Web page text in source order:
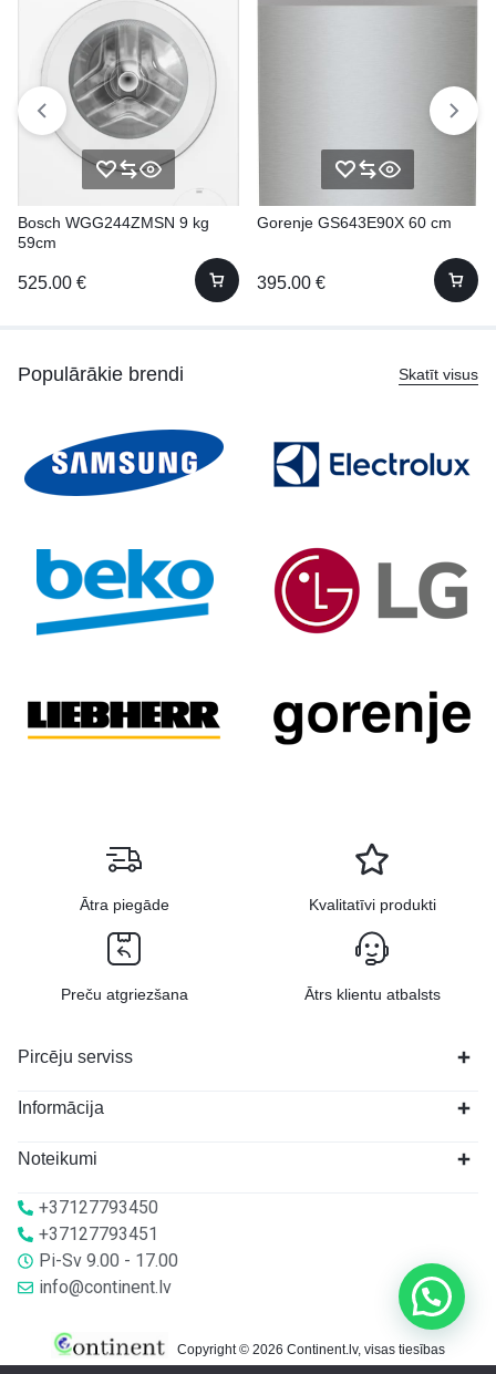
Bosch WGG244ZMSN 9 kg
59cm
525.00 €
Gorenje GS643E90X 60 cm
395.00 €
Populārākie brendi Skatīt visus
Ātra piegāde Kvalitatīvi produkti
Preču atgriezšana Ātrs klientu atbalsts
Pircēju serviss
Informācija
Noteikumi
+37127793450
+37127793451
Pi-Sv 9.00 - 17.00
info@continent.lv
Copyright © 2026 Continent.lv, visas tiesības